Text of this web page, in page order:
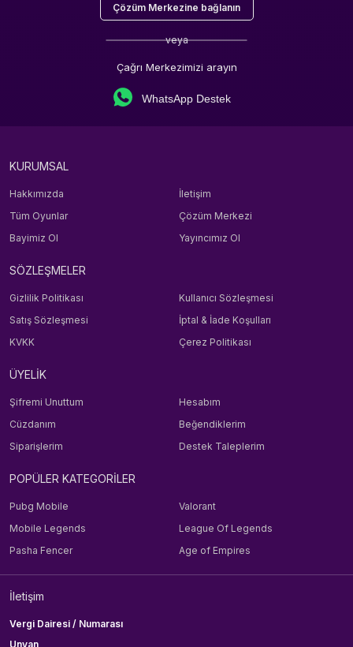
Çözüm Merkezine bağlanın
veya
Çağrı Merkezimizi arayın
WhatsApp Destek
KURUMSAL
Hakkımızda
İletişim
Tüm Oyunlar
Çözüm Merkezi
Bayimiz Ol
Yayıncımız Ol
SÖZLEŞMELER
Gizlilik Politikası
Kullanıcı Sözleşmesi
Satış Sözleşmesi
İptal & İade Koşulları
KVKK
Çerez Politikası
ÜYELİK
Şifremi Unuttum
Hesabım
Cüzdanım
Beğendiklerim
Siparişlerim
Destek Taleplerim
POPÜLER KATEGORİLER
Pubg Mobile
Valorant
Mobile Legends
League Of Legends
Pasha Fencer
Age of Empires
İletişim
Vergi Dairesi / Numarası
Unvan